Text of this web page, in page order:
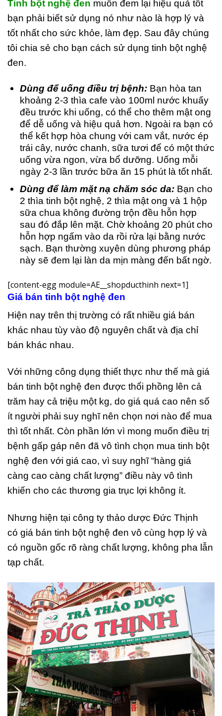
Tinh bột nghệ đen muốn đem lại hiệu quả tốt
bạn phải biết sử dụng nó như nào là hợp lý và
tốt nhất cho sức khỏe, làm đẹp. Sau đây chúng
tôi chia sẻ cho bạn cách sử dụng tinh bột nghệ
đen.
Dùng để uống điều trị bệnh: Bạn hòa tan
khoảng 2-3 thìa cafe vào 100ml nước khuấy
đều trước khi uống, có thể cho thêm mật ong
để dễ uống và hiệu quả hơn. Ngoài ra bạn có
thể kết hợp hòa chung với cam vắt, nước ép
trái cây, nước chanh, sữa tươi để có một thức
uống vừa ngon, vừa bổ dưỡng. Uống mỗi
ngày 2-3 lần trước bữa ăn 15 phút là tốt nhất.
Dùng để làm mặt nạ chăm sóc da: Bạn cho
2 thìa tinh bột nghệ, 2 thìa mật ong và 1 hộp
sữa chua không đường trộn đều hỗn hợp
sau đó đắp lên mặt. Chờ khoảng 20 phút cho
hỗn hợp ngấm vào da rồi rửa lại bằng nước
sạch. Bạn thường xuyên dùng phương pháp
này sẽ đem lại làn da mịn màng đến bất ngờ.
[content-egg module=AE__shopducthinh next=1]
Giá bán tinh bột nghệ đen
Hiện nay trên thị trường có rất nhiều giá bán
khác nhau tùy vào độ nguyên chất và địa chỉ
bán khác nhau.
Với những công dụng thiết thực như thế mà giá
bán tinh bột nghệ đen được thổi phồng lên cả
trăm hay cả triệu một kg, do giá quá cao nên số
ít người phải suy nghĩ nên chọn nơi nào để mua
thì tốt nhất. Còn phần lớn vì mong muốn điều trị
bệnh gấp gáp nên đã vô tình chọn mua tinh bột
nghệ đen với giá cao, vì suy nghĩ “hàng giá
càng cao càng chất lượng” điều này vô tình
khiến cho các thương gia trục lợi không ít.
Nhưng hiện tại công ty thảo dược Đức Thịnh
có giá bán tinh bột nghệ đen vô cùng hợp lý và
có nguồn gốc rõ ràng chất lượng, không pha lẫn
tạp chất.